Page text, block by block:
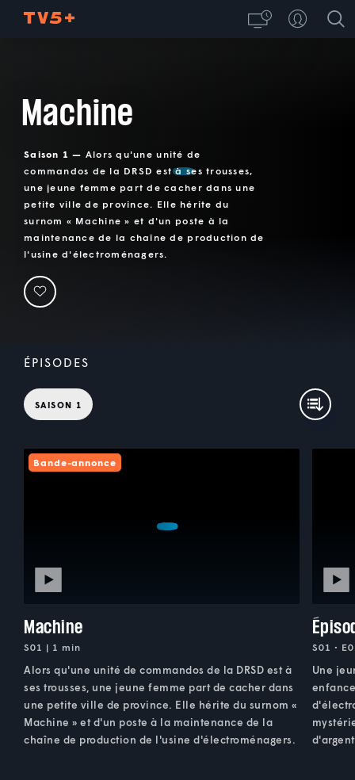
Machine
Saison 1 — Alors qu'une unité de
commandos de la DRSD est à ses trousses,
une jeune femme part de cacher dans une
petite ville de province. Elle hérite du
surnom « Machine » et d'un poste à la
maintenance de la chaîne de production de
l'usine d'électroménagers.
ÉPISODES
SAISON 1
Bande-annonce
Machine
S01 | 1 min
Alors qu'une unité de commandos de la DRSD est à
ses trousses, une jeune femme part de cacher dans
une petite ville de province. Elle hérite du surnom «
Machine » et d'un poste à la maintenance de la
chaîne de production de l'usine d'électroménagers.
S01 •
Une